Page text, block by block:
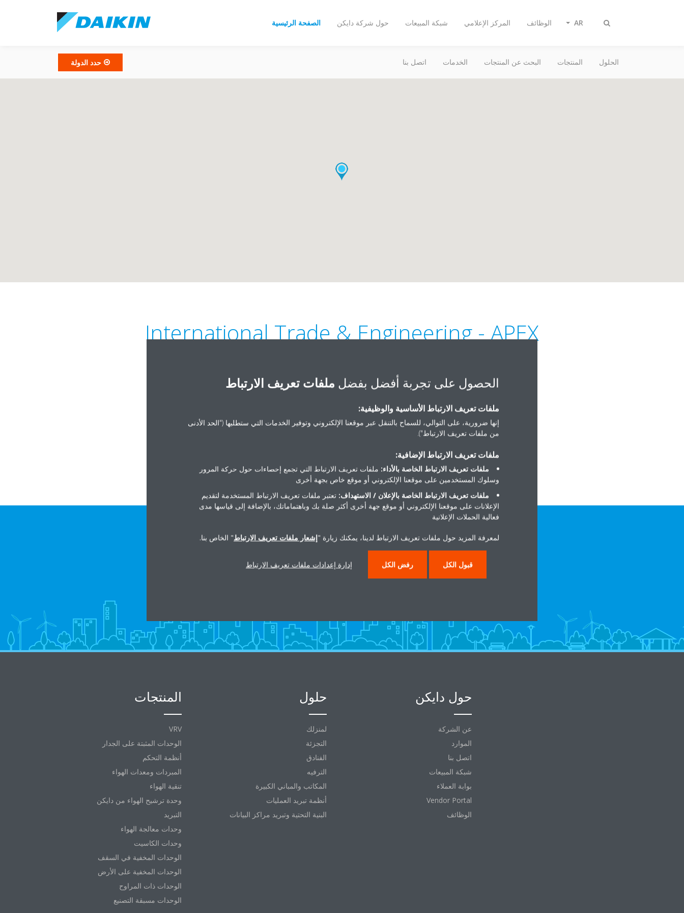
تبديل
الصفحة الرئيسية حول شركة دايكن شبكة المبيعات المركز الإعلامي الوظائف AR
الحلول المنتجات البحث عن المنتجات الخدمات اتصل بنا حدد الدولة
International Trade & Engineering - APEX
01224244101 | 01223198574
هل تريد مساعدة؟
المنتجات
VRV
الوحدات المثبتة على الجدار
أنظمة التحكم
المبردات ومعدات الهواء
تنقية الهواء
وحدة ترشيح الهواء من دايكن
التبريد
وحدات معالجة الهواء
وحدات الكاسيت
الوحدات المخفية في السقف
الوحدات المخفية على الأرض
الوحدات ذات المراوح
الوحدات مسبقة التصنيع
حلول
لمنزلك
التجزئة
الفنادق
الترفيه
المكاتب والمباني الكبيرة
أنظمة تبريد العمليات
البنية التحتية وتبريد مراكز البيانات
حول دايكن
عن الشركة
الموارد
اتصل بنا
شبكة المبيعات
بوابة العملاء
Vendor Portal
الوظائف
الحصول على تجربة أفضل بفضل ملفات تعريف الارتباط
ملفات تعريف الارتباط الأساسية والوظيفية:
إنها ضرورية، على التوالي، للسماح بالتنقل عبر موقعنا الإلكتروني وتوفير الخدمات التي ستطلبها ("الحد الأدنى
من ملفات تعريف الارتباط").
ملفات تعريف الارتباط الإضافية:
ملفات تعريف الارتباط الخاصة بالأداء: ملفات تعريف الارتباط التي تجمع إحصاءات حول حركة المرور
وسلوك المستخدمين على موقعنا الإلكتروني أو موقع خاص بجهة أخرى
ملفات تعريف الارتباط الخاصة بالإعلان / الاستهداف: تعتبر ملفات تعريف الارتباط المستخدمة لتقديم
الإعلانات على موقعنا الإلكتروني أو موقع جهة أخرى أكثر صلة بك وباهتماماتك، بالإضافة إلى قياسها مدى
فعالية الحملات الإعلانية
لمعرفة المزيد حول ملفات تعريف الارتباط لدينا، يمكنك زيارة "إشعار ملفات تعريف الارتباط" الخاص بنا.
قبول الكل رفض الكل إدارة إعدادات ملفات تعريف الارتباط